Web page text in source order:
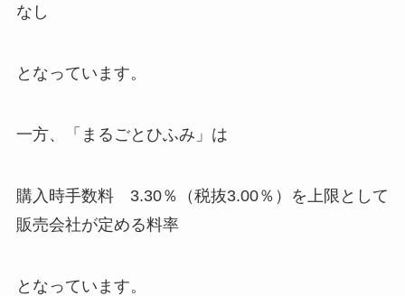
なし
となっています。
一方、「まるごとひふみ」は
購入時手数料 3.30％（税抜3.00％）を上限として
販売会社が定める料率
となっています。